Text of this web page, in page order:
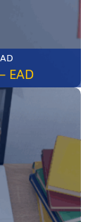
Tecnológico • EAD
EAD